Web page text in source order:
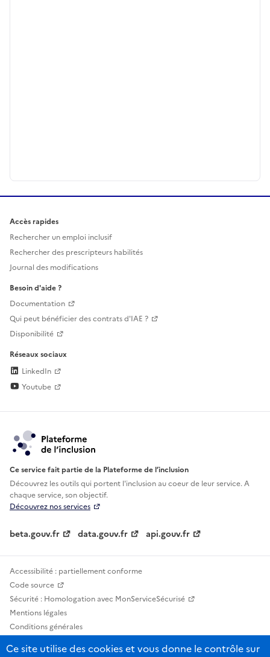
Accès rapides
Rechercher un emploi inclusif
Rechercher des prescripteurs habilités
Journal des modifications
Besoin d'aide ?
Documentation
Qui peut bénéficier des contrats d'IAE ?
Disponibilité
Réseaux sociaux
LinkedIn
Youtube
Ce service fait partie de la Plateforme de l’inclusion
Découvrez les outils qui portent l'inclusion aucoeur de leur service. A
chaque service, son objectif.
Découvrez nos services
beta.gouv.fr data.gouv.fr api.gouv.fr
Accessibilité : partiellement conforme
Code source
Sécurité : Homologation avec MonServiceSécurisé
Mentions légales
Conditions générales
Statistiques, lexiques et indicateurs
Ce site utilise des cookies et vous donne le contrôle sur